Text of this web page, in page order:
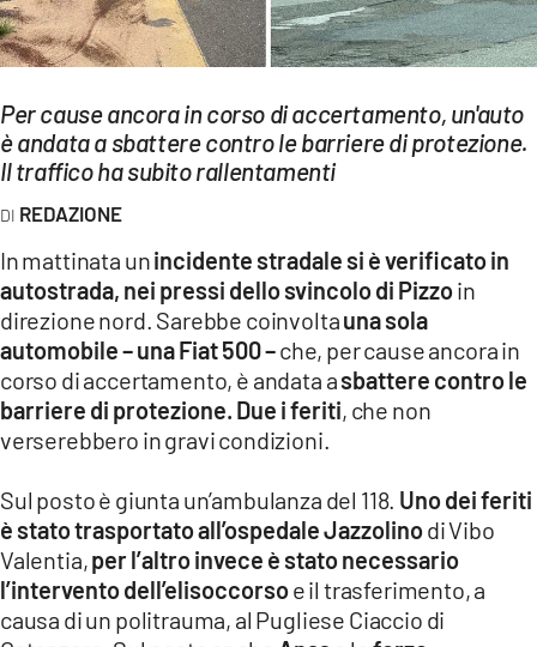
Streaming
LAC NETWORK
LaC
Network
LACPLAY.IT
LACTV.IT
LACONAIR.IT
ILREGGINO.IT
COSENZACHANNEL.IT
ILVIBONESE.IT
Per cause ancora in corso di accertamento, un'auto
è andata a sbattere contro le barriere di protezione.
Il traffico ha subito rallentamenti
REDAZIONE
In mattinata unincidente stradale si è verificato in
autostrada, nei pressi dello svincolo di Pizzoin
direzione nord. Sarebbe coinvoltauna sola
automobile – una Fiat 500 –che, per cause ancora in
corso di accertamento, è andata asbattere contro le
barriere di protezione. Due i feriti, che non
verserebbero in gravi condizioni.
Sul posto è giunta un’ambulanza del 118. Uno dei feriti
è stato trasportato all’ospedale Jazzolinodi Vibo
Valentia,per l’altro invece è stato necessario
l’intervento dell’elisoccorsoe il trasferimento, a
causa di un politrauma, al Pugliese Ciaccio di